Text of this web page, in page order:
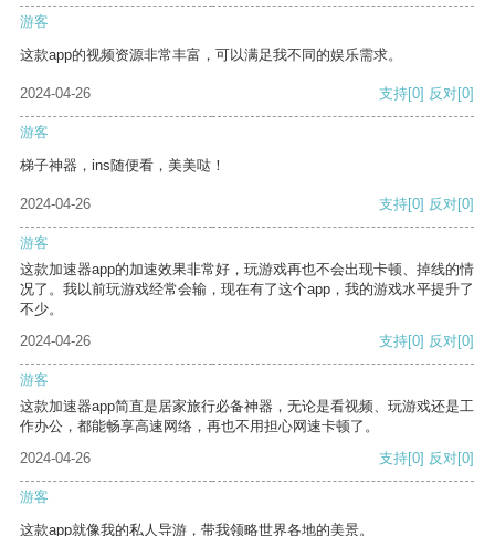
游客
这款app的视频资源非常丰富，可以满足我不同的娱乐需求。
2024-04-26 支持[0] 反对[0]
游客
梯子神器，ins随便看，美美哒！
2024-04-26 支持[0] 反对[0]
游客
这款加速器app的加速效果非常好，玩游戏再也不会出现卡顿、掉线的情
况了。我以前玩游戏经常会输，现在有了这个app，我的游戏水平提升了
不少。
2024-04-26
支持[0] 反对[0]
游客
这款加速器app简直是居家旅行必备神器，无论是看视频、玩游戏还是工
作办公，都能畅享高速网络，再也不用担心网速卡顿了。
2024-04-26
支持[0] 反对[0]
游客
这款app就像我的私人导游，带我领略世界各地的美景。